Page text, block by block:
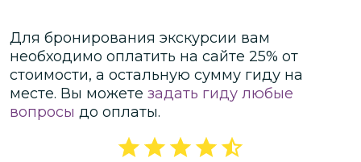
Для бронирования экскурсии вам
необходимо оплатить на сайте 25% от
стоимости, а остальную сумму гиду на
месте. Вы можете задать гиду любые
вопросы до оплаты.